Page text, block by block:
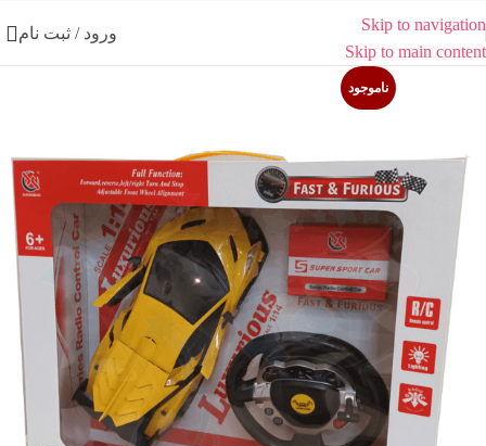
Skip to navigation
Skip to main content
ورود / ثبت نام
ناموجود